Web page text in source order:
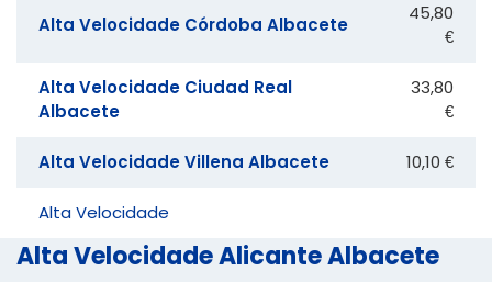
Alta Velocidade Córdoba Albacete
45,80
€
Alta Velocidade Ciudad Real
Albacete
33,80
€
Alta Velocidade Villena Albacete 10,10 €
Alta Velocidade
Alta Velocidade Alicante Albacete